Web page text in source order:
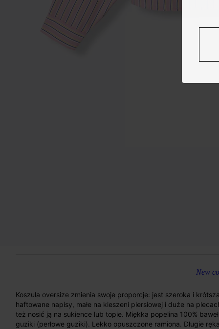
New
Koszula oversize zmienia swoje proporcje: jest szeroka i
haftowane napisy, małe na kieszeni piersiowej i duże na
też nosić ją na sukience lub topie. Miękka popelina 100%
guziki (perłowe guziki). Lekko opuszczone ramiona. Długie